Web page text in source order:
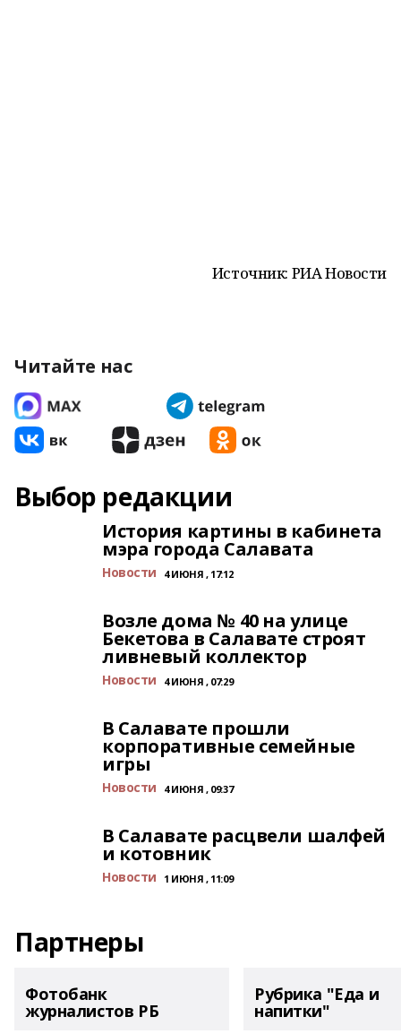
Источник: РИА Новости
Читайте нас
Выбор редакции
История картины в кабинета
мэра города Салавата
Новости 4 ИЮНЯ , 17:12
Возле дома № 40 на улице
Бекетова в Салавате строят
ливневый коллектор
Новости 4 ИЮНЯ , 07:29
В Салавате прошли
корпоративные семейные
игры
Новости 4 ИЮНЯ , 09:37
В Салавате расцвели шалфей
и котовник
Новости 1 ИЮНЯ , 11:09
Партнеры
Фотобанк
журналистов РБ
Рубрика "Еда и
напитки"